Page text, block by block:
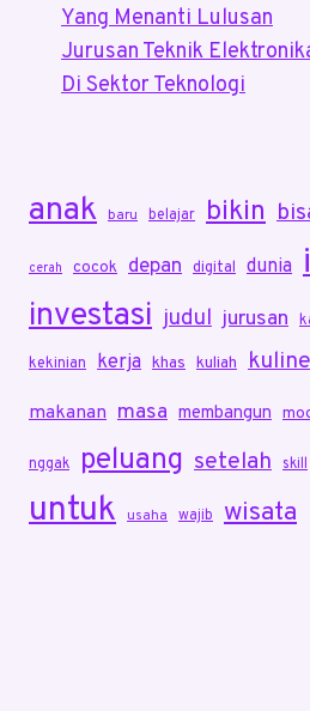
Yang Menanti Lulusan
Jurusan Teknik
Di Sektor Teknologi
anak baru belajar bikin
cerah cocok depan digital dunia
investasi judul jurusan
kekinian kerja khas kuliah
makanan masa membangun
nggak peluang setelah skill
untuk usaha wajib wisata